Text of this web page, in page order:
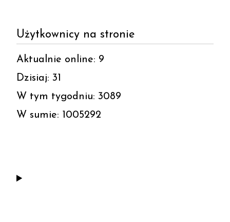
Użytkownicy na stronie
Aktualnie online: 9
Dzisiaj: 31
W tym tygodniu: 3089
W sumie: 1005292